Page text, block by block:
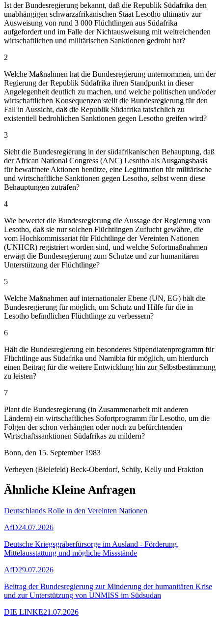
Ist der Bundesregierung bekannt, daß die Republik Südafrika den
unabhängigen schwarzafrikanischen Staat Lesotho ultimativ zur
Ausweisung von rund 3 000 Flüchtlingen aus Südafrika
aufgefordert und im Falle der Nichtausweisung mit weitreichenden
wirtschaftlichen und militärischen Sanktionen gedroht hat?
2
Welche Maßnahmen hat die Bundesregierung unternommen, um der
Regierung der Republik Südafrika ihren Standpunkt in dieser
Angelegenheit deutlich zu machen, und welche politischen und/oder
wirtschaftlichen Konsequenzen stellt die Bundesregierung für den
Fall in Aussicht, daß die Republik Südafrika tatsächlich zu
existentiell bedrohlichen Sanktionen gegen Lesotho greifen wird?
3
Sieht die Bundesregierung in der südafrikanischen Behauptung, daß
der African National Congress (ANC) Lesotho als Ausgangsbasis
für bewaffnete Aktionen benütze, eine Legitimation für militärische
und wirtschaftliche Sanktionen gegen Lesotho, selbst wenn diese
Behauptungen zuträfen?
4
Wie bewertet die Bundesregierung die Aussage der Regierung von
Lesotho, daß sie nur solchen Flüchtlingen Zuflucht gewähre, die
vom Hochkommissariat für Flüchtlinge der Vereinten Nationen
(UNHCR) registriert worden sind, und welche Sofortmaßnahmen
erwägt die Bundesregierung zum Schutze und zur humanitären
Unterstützung der Flüchtlinge?
5
Welche Maßnahmen auf internationaler Ebene (UN, EG) hält die
Bundesregierung für möglich, um Schutz und Hilfe für die in
Lesotho befindlichen Flüchtlinge zu verbessern?
6
Hält die Bundesregierung ein besonderes Stipendiatenprogramm für
Flüchtlinge aus Südafrika und Namibia für möglich, um hierdurch
einen Beitrag für die weitere Entwicklung hin zur Selbstbestimmung
zu leisten?
7
Plant die Bundesregierung (in Zusammenarbeit mit anderen
Ländern) ein wirtschaftliches Sofortprogramm für Lesotho, um die
Folgen der schon verhängten oder noch zu befürchtenden
Wirtschaftssanktionen Südafrikas zu mildern?
Bonn, den 15. September 1983
Verheyen (Bielefeld) Beck-Oberdorf, Schily, Kelly und Fraktion
Ähnliche Kleine Anfragen
Deutschlands Rolle in den Vereinten Nationen
AfD24.07.2026
Deutsche Kriegsgräberfürsorge im Ausland - Förderung,
Mittelausstattung und mögliche Missstände
AfD29.07.2026
Beitrag der Bundesregierung zur Minderung der humanitären Krise
und zur Unterstützung von UNMISS im Südsudan
DIE LINKE21.07.2026